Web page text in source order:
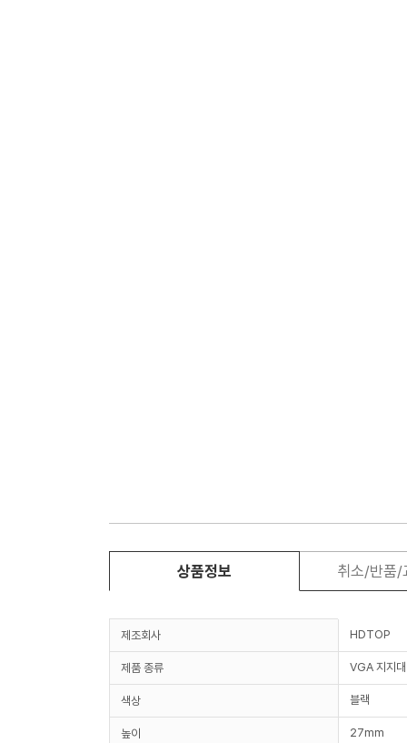
상품정보 취소/반품/
제조회사 HDTOP
제품 종류 VGA 지지대
색상 블랙
높이 27mm